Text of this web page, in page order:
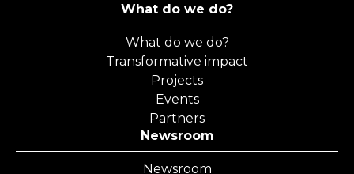
What do we do?
What do we do?
Transformative impact
Projects
Events
Partners
Newsroom
Newsroom